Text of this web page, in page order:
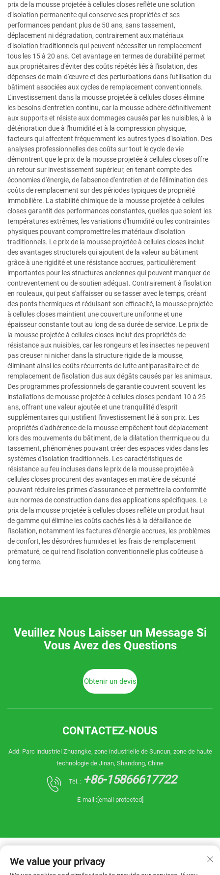
prix de la mousse projetée à cellules closes reflète une solution
d'isolation permanente qui conserve ses propriétés et ses
performances pendant plus de 50 ans, sans tassement,
déplacement ni dégradation, contrairement aux matériaux
d'isolation traditionnels qui peuvent nécessiter un remplacement
tous les 15 à 20 ans. Cet avantage en termes de durabilité permet
aux propriétaires d'éviter des coûts répétés liés à l'isolation, des
dépenses de main-d'œuvre et des perturbations dans l'utilisation du
bâtiment associées aux cycles de remplacement conventionnels.
L'investissement dans la mousse projetée à cellules closes élimine
les besoins d'entretien continu, car la mousse adhère définitivement
aux supports et résiste aux dommages causés par les nuisibles, à la
détérioration due à l'humidité et à la compression physique,
facteurs qui affectent fréquemment les autres types d'isolation. Des
analyses professionnelles des coûts sur tout le cycle de vie
démontrent que le prix de la mousse projetée à cellules closes offre
un retour sur investissement supérieur, en tenant compte des
économies d'énergie, de l'absence d'entretien et de l'élimination des
coûts de remplacement sur des périodes typiques de propriété
immobilière. La stabilité chimique de la mousse projetée à cellules
closes garantit des performances constantes, quelles que soient les
températures extrêmes, les variations d'humidité ou les contraintes
physiques pouvant compromettre les matériaux d'isolation
traditionnels. Le prix de la mousse projetée à cellules closes inclut
des avantages structurels qui ajoutent de la valeur au bâtiment
grâce à une rigidité et une résistance accrues, particulièrement
importantes pour les structures anciennes qui peuvent manquer de
contreventement ou de soutien adéquat. Contrairement à l'isolation
en rouleaux, qui peut s'affaisser ou se tasser avec le temps, créant
des ponts thermiques et réduisant son efficacité, la mousse projetée
à cellules closes maintient une couverture uniforme et une
épaisseur constante tout au long de sa durée de service. Le prix de
la mousse projetée à cellules closes inclut des propriétés de
résistance aux nuisibles, car les rongeurs et les insectes ne peuvent
pas creuser ni nicher dans la structure rigide de la mousse,
éliminant ainsi les coûts récurrents de lutte antiparasitaire et de
remplacement de l'isolation dus aux dégâts causés par les animaux.
Des programmes professionnels de garantie couvrent souvent les
installations de mousse projetée à cellules closes pendant 10 à 25
ans, offrant une valeur ajoutée et une tranquillité d'esprit
supplémentaires qui justifient l'investissement lié à son prix. Les
propriétés d'adhérence de la mousse empêchent tout déplacement
lors des mouvements du bâtiment, de la dilatation thermique ou du
tassement, phénomènes pouvant créer des espaces vides dans les
systèmes d'isolation traditionnels. Les caractéristiques de
résistance au feu incluses dans le prix de la mousse projetée à
cellules closes procurent des avantages en matière de sécurité
pouvant réduire les primes d'assurance et permettre la conformité
aux normes de construction dans des applications spécifiques. Le
prix de la mousse projetée à cellules closes reflète un produit haut
de gamme qui élimine les coûts cachés liés à la défaillance de
l'isolation, notamment les factures d'énergie accrues, les problèmes
de confort, les désordres humides et les frais de remplacement
prématuré, ce qui rend l'isolation conventionnelle plus coûteuse à
long terme.
Veuillez Nous Laisser un Message Si
Vous Avez des Questions
Obtenir un devis
CONTACTEZ-NOUS
Add: Parc industriel Zhuangke, zone industrielle de Suncun, zone de haute
technologie de Jinan, Shandong, Chine
Tél. : +86-15866617722
E-mail :[email protected]
We value your privacy